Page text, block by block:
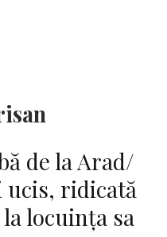
de la Arad/
ridicată
locuinţa sa